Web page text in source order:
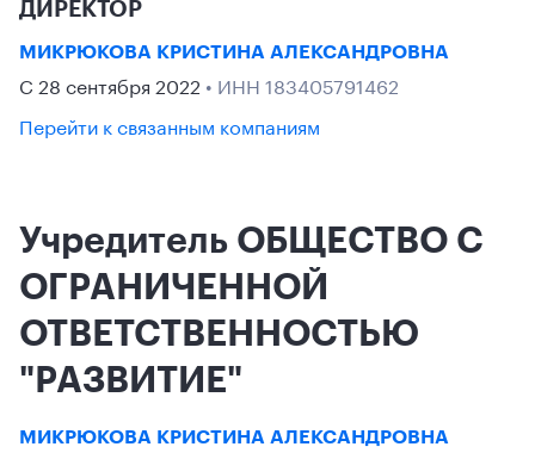
ДИРЕКТОР
МИКРЮКОВА КРИСТИНА АЛЕКСАНДРОВНА
С 28 сентября 2022 • ИНН 183405791462
Перейти к связанным компаниям
Учредитель ОБЩЕСТВО С
ОГРАНИЧЕННОЙ
ОТВЕТСТВЕННОСТЬЮ
"РАЗВИТИЕ"
МИКРЮКОВА КРИСТИНА АЛЕКСАНДРОВНА